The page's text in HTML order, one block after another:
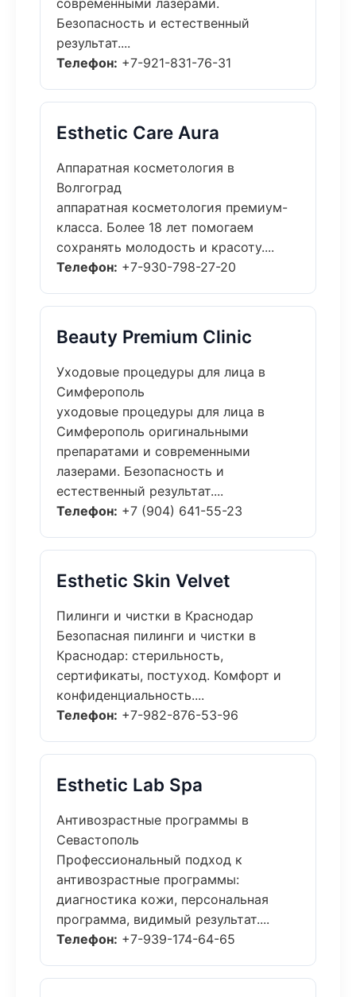
современными лазерами.
Безопасность и естественный
результат....
Телефон: +7-921-831-76-31
Esthetic Care Aura
Аппаратная косметология в
Волгоград
аппаратная косметология премиум-
класса. Более 18 лет помогаем
сохранять молодость и красоту....
Телефон: +7-930-798-27-20
Beauty Premium Clinic
Уходовые процедуры для лица в
Симферополь
уходовые процедуры для лица в
Симферополь оригинальными
препаратами и современными
лазерами. Безопасность и
естественный результат....
Телефон: +7 (904) 641-55-23
Esthetic Skin Velvet
Пилинги и чистки в Краснодар
Безопасная пилинги и чистки в
Краснодар: стерильность,
сертификаты, постуход. Комфорт и
конфиденциальность....
Телефон: +7-982-876-53-96
Esthetic Lab Spa
Антивозрастные программы в
Севастополь
Профессиональный подход к
антивозрастные программы:
диагностика кожи, персональная
программа, видимый результат....
Телефон: +7-939-174-64-65